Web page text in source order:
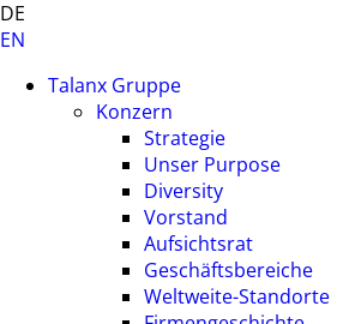
DE
EN
Talanx Gruppe
Konzern
Strategie
Unser Purpose
Diversity
Vorstand
Aufsichtsrat
Geschäftsbereiche
Weltweite-Standorte